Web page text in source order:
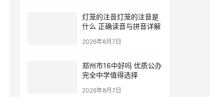
灯笼的注音灯笼的注音是
什么 正确读音与拼音详解
2026年8月7日
郑州市16中好吗 优质公办
完全中学值得选择
2026年8月7日